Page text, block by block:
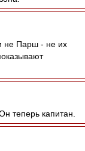
не Парш - не их
теперь капитан.